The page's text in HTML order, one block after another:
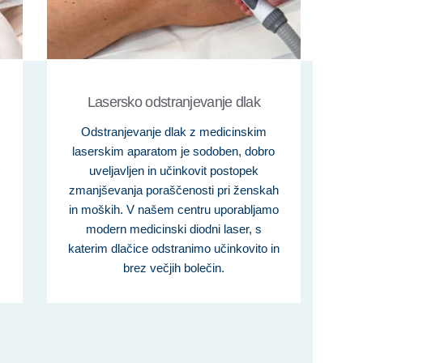
Lasersko odstranjevanje dlak
Odstranjevanje dlak z medicinskim
laserskim aparatom je sodoben, dobro
uveljavljen in učinkovit postopek
zmanjševanja poraščenosti pri ženskah
in moških. V našem centru uporabljamo
modern medicinski diodni laser, s
katerim dlačice odstranimo učinkovito in
brez večjih bolečin.